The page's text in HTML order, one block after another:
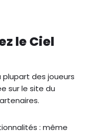
le Ciel
plupart des joueurs
sur le site du
: même